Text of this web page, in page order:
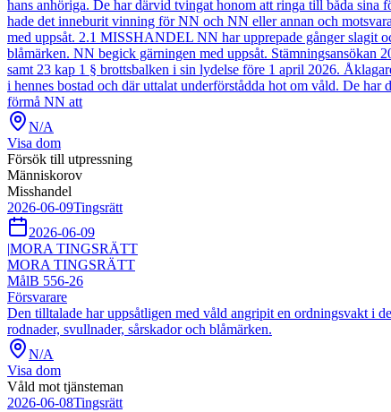
hans anhöriga. De har därvid tvingat honom att ringa till båda
hade det inneburit vinning för NN och NN eller annan och
med uppsåt. 2.1 MISSHANDEL NN har upprepade gånger slagit
blåmärken. NN begick gärningen med uppsåt.
samt 23 kap 1 § brottsbalken i sin lydelse före 1 april 2026.
i hennes bostad och där uttalat underförstådda hot om våld. De
förmå NN att
N/A
Visa dom
Försök till utpressning
Människorov
Misshandel
2026-06-09Tingsrätt
2026-06-09
|MORA TINGSRÄTT
MORA TINGSRÄTT
MålB 556-26
Försvarare
Den tilltalade har uppsåtligen med våld angripit en ordningsvakt i
rodnader, svullnader, sårskador och blåmärken.
N/A
Visa dom
Våld mot tjänsteman
2026-06-08Tingsrätt